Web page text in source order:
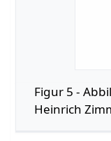
Figur 5 -
Heinrich